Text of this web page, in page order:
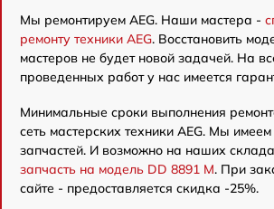
Мы ремонтируем AEG. Наши мастера -
ремонту техники AEG. Восстановить
мастеров не будет новой задачей. На
проведенных работ у нас имеется
Минимальные сроки выполнения
сеть мастерских техники AEG. Мы
запчастей. И возможно на наших
запчасть на модель DD 8891 M. При
сайте - предоставляется скидка -25%.